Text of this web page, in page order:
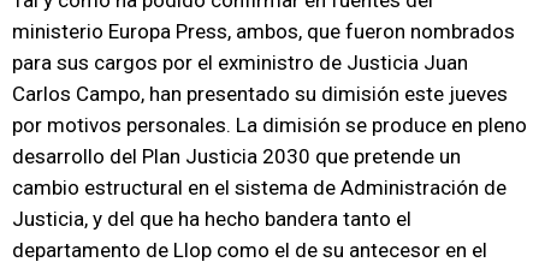
ministerio Europa Press, ambos, que fueron nombrados
para sus cargos por el exministro de Justicia Juan
Carlos Campo, han presentado su dimisión este jueves
por motivos personales. La dimisión se produce en pleno
desarrollo del Plan Justicia 2030 que pretende un
cambio estructural en el sistema de Administración de
Justicia, y del que ha hecho bandera tanto el
departamento de Llop como el de su antecesor en el